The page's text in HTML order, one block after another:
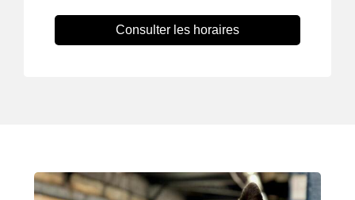
Consulter les horaires